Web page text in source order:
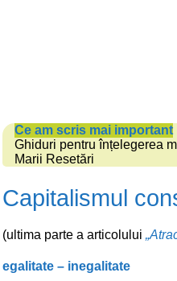
Ce am scris mai important
Ghiduri pentru înțelegerea
Marii Resetări
Capitalismul
(ultima parte a articolului
egalitate – inegalitate